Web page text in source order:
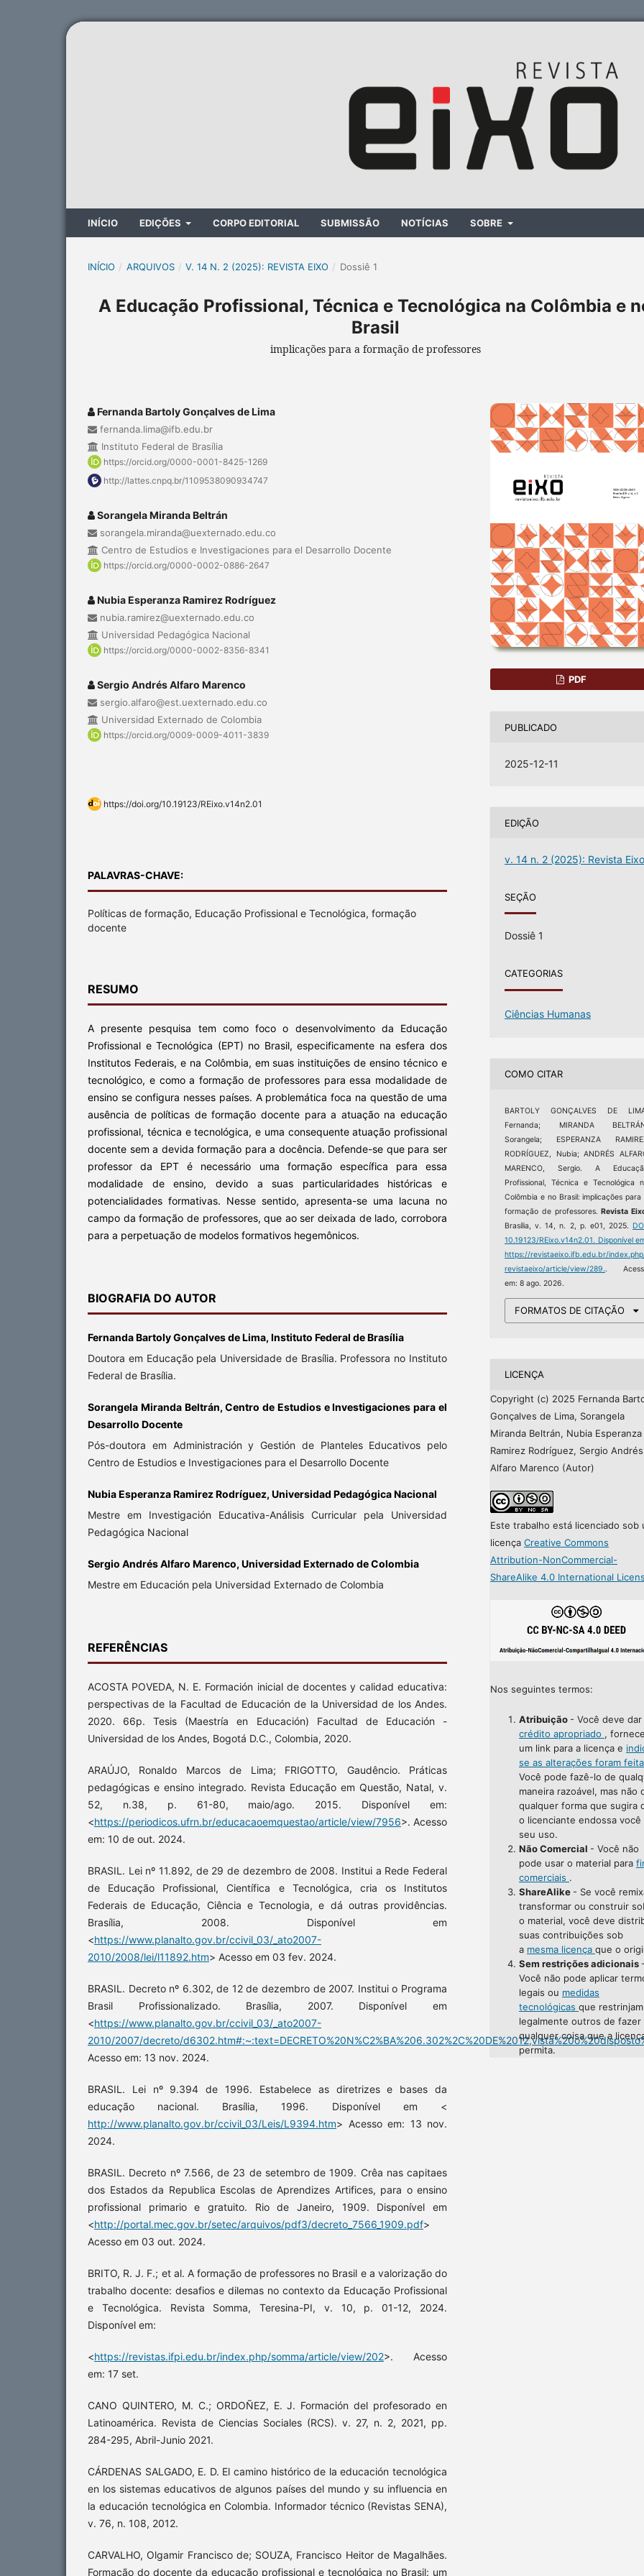
INÍCIO EDIÇÕES CORPO EDITORIAL SUBMISSÃO NOTÍCIAS SOBRE
INÍCIO / ARQUIVOS / V. 14 N. 2 (2025): REVISTA EIXO / Dossiê 1
A Educação Profissional, Técnica e Tecnológica na Colômbia e
Brasil
implicações para a formação de professores
Fernanda Bartoly Gonçalves de Lima
fernanda.lima@ifb.edu.br
Instituto Federal de Brasília
https://orcid.org/0000-0001-8425-1269
http://lattes.cnpq.br/1109538090934747
Sorangela Miranda Beltrán
sorangela.miranda@uexternado.edu.co
Centro de Estudios e Investigaciones para el Desarrollo Docente
https://orcid.org/0000-0002-0886-2647
Nubia Esperanza Ramirez Rodríguez
nubia.ramirez@uexternado.edu.co
Universidad Pedagógica Nacional
https://orcid.org/0000-0002-8356-8341
Sergio Andrés Alfaro Marenco
sergio.alfaro@est.uexternado.edu.co
Universidad Externado de Colombia
https://orcid.org/0009-0009-4011-3839
https://doi.org/10.19123/REixo.v14n2.01
PALAVRAS-CHAVE:
Políticas de formação, Educação Profissional e Tecnológica, formação
docente
RESUMO
A presente pesquisa tem como foco o desenvolvimento da Educação
Profissional e Tecnológica (EPT) no Brasil, especificamente na esfera dos
Institutos Federais, e na Colômbia, em suas instituições de ensino técnico e
tecnológico, e como a formação de professores para essa modalidade de
ensino se configura nesses países. A problemática foca na questão de uma
ausência de políticas de formação docente para a atuação na educação
profissional, técnica e tecnológica, e uma consequente atuação profissional
docente sem a devida formação para a docência. Defende-se que para ser
professor da EPT é necessário uma formação específica para essa
modalidade de ensino, devido a suas particularidades históricas e
potencialidades formativas. Nesse sentido, apresenta-se uma lacuna no
campo da formação de professores, que ao ser deixada de lado, corrobora
para a perpetuação de modelos formativos hegemônicos.
BIOGRAFIA DO AUTOR
Fernanda Bartoly Gonçalves de Lima, Instituto Federal de Brasília
Doutora em Educação pela Universidade de Brasília. Professora no Instituto
Federal de Brasília.
Sorangela Miranda Beltrán, Centro de Estudios e Investigaciones para el
Desarrollo Docente
Pós-doutora em Administración y Gestión de Planteles Educativos pelo
Centro de Estudios e Investigaciones para el Desarrollo Docente
Nubia Esperanza Ramirez Rodríguez, Universidad Pedagógica Nacional
Mestre em Investigación Educativa-Análisis Curricular pela Universidad
Pedagógica Nacional
Sergio Andrés Alfaro Marenco, Universidad Externado de Colombia
Mestre em Educación pela Universidad Externado de Colombia
REFERÊNCIAS
ACOSTA POVEDA, N. E. Formación inicial de docentes y calidad educativa:
perspectivas de la Facultad de Educación de la Universidad de los Andes.
2020. 66p. Tesis (Maestría en Educación) Facultad de Educación -
Universidad de los Andes, Bogotá D.C., Colombia, 2020.
ARAÚJO, Ronaldo Marcos de Lima; FRIGOTTO, Gaudêncio. Práticas
pedagógicas e ensino integrado. Revista Educação em Questão, Natal, v.
52, n.38, p. 61-80, maio/ago. 2015. Disponível em:
<https://periodicos.ufrn.br/educacaoemquestao/article/view/7956>. Acesso
em: 10 de out. 2024.
BRASIL. Lei nº 11.892, de 29 de dezembro de 2008. Institui a Rede Federal
de Educação Profissional, Científica e Tecnológica, cria os Institutos
Federais de Educação, Ciência e Tecnologia, e dá outras providências.
Brasília, 2008. Disponível em
<https://www.planalto.gov.br/ccivil_03/_ato2007-
2010/2008/lei/l11892.htm> Acesso em 03 fev. 2024.
BRASIL. Decreto nº 6.302, de 12 de dezembro de 2007. Institui o Programa
Brasil Profissionalizado. Brasília, 2007. Disponível em
<https://www.planalto.gov.br/ccivil_03/_ato2007-
2010/2007/decreto/
Acesso em: 13 nov. 2024.
BRASIL. Lei nº 9.394 de 1996. Estabelece as diretrizes e bases da
educação nacional. Brasília, 1996. Disponível em <
http://www.planalto.gov.br/ccivil_03/Leis/L9394.htm> Acesso em: 13 nov.
2024.
BRASIL. Decreto nº 7.566, de 23 de setembro de 1909. Crêa nas capitaes
dos Estados da Republica Escolas de Aprendizes Artifices, para o ensino
profissional primario e gratuito. Rio de Janeiro, 1909. Disponível em
<http://portal.mec.gov.br/setec/arquivos/pdf3/decreto_7566_1909.pdf>
Acesso em 03 out. 2024.
BRITO, R. J. F.; et al. A formação de professores no Brasil e a valorização do
trabalho docente: desafios e dilemas no contexto da Educação Profissional
e Tecnológica. Revista Somma, Teresina-PI, v. 10, p. 01-12, 2024.
Disponível em:
<https://revistas.ifpi.edu.br/index.php/somma/article/view/202>. Acesso
em: 17 set.
CANO QUINTERO, M. C.; ORDOÑEZ, E. J. Formación del profesorado en
Latinoamérica. Revista de Ciencias Sociales (RCS). v. 27, n. 2, 2021, pp.
284-295, Abril-Junio 2021.
CÁRDENAS SALGADO, E. D. El camino histórico de la educación tecnológica
en los sistemas educativos de algunos países del mundo y su influencia en
la educación tecnológica en Colombia. Informador técnico (Revistas SENA),
v. 76, n. 108, 2012.
CARVALHO, Olgamir Francisco de; SOUZA, Francisco Heitor de Magalhães.
Formação do docente da educação profissional e tecnológica no Brasil: um
PDF
PUBLICADO
2025-12-11
EDIÇÃO
v. 14 n. 2 (2025): Revista Eixo
SEÇÃO
Dossiê 1
CATEGORIAS
Ciências Humanas
COMO CITAR
BARTOLY GONÇALVES DE
Fernanda; MIRANDA
Sorangela; ESPERANZA
RODRÍGUEZ, Nubia; ANDRÉS
MARENCO, Sergio. A
Profissional, Técnica e Tecnológica
Colômbia e no Brasil: implicações para
formação de professores.Revista
Brasília, v. 14, n. 2, p. e01, 2025.
10.19123/REixo.v14n2.01. Disponível
https://revistaeixo.ifb.edu.br/
revistaeixo/article/view/289..
em: 8 ago. 2026.
FORMATOS DE CITAÇÃO
LICENÇA
Copyright (c) 2025 Fernanda
Gonçalves de Lima, Sorangela
Miranda Beltrán, Nubia Esperanza
Ramirez Rodríguez, Sergio Andrés
Alfaro Marenco (Autor)
Este trabalho está licenciado sob
licença Creative Commons
Attribution-NonCommercial-
ShareAlike 4.0 International
Nos seguintes termos:
Atribuição - Você deve dar
crédito apropriado ,
um link para a licença e
se as alterações foram
Você pode fazê-lo de
maneira razoável, mas não
qualquer forma que sugira
o licenciante endossa você
seu uso.
Não Comercial - Você não
pode usar o material para
comerciais .
ShareAlike - Se você
transformar ou construir
o material, você deve
suas contribuições sob
a mesma licença que o
Sem restrições adicionais -
Você não pode aplicar
legais ou medidas
tecnológicas que restrinjam
legalmente outros de fazer
qualquer coisa que a
permita.